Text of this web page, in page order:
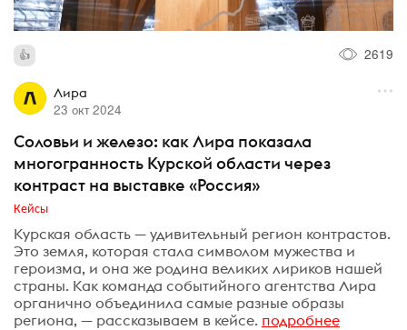
2619
Лира
23 окт 2024
Соловьи и железо: как Лира показала
многогранность Курской области через
контраст на выставке «Россия»
Кейсы
Курская область — удивительный регион контрастов.
Это земля, которая стала символом мужества и
героизма, и она же родина великих лириков нашей
страны. Как команда событийного агентства Лира
органично объединила самые разные образы
региона, — рассказываем в кейсе. подробнее